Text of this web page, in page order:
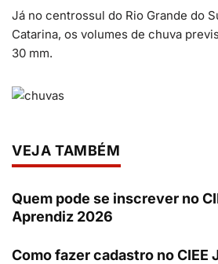
Já no centrossul do Rio Grande do
Catarina, os volumes de chuva
30 mm.
VEJA TAMBÉM
Quem pode se inscrever no
Aprendiz 2026
Como fazer cadastro no CIEE